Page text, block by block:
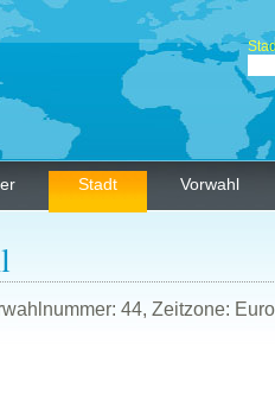
Stadt Vorwahl
44, Zeitzone: